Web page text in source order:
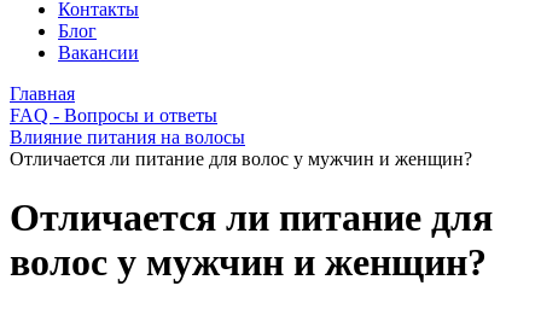
Контакты
Блог
Вакансии
Главная
FAQ - Вопросы и ответы
Влияние питания на волосы
Отличается ли питание для волос у мужчин и женщин?
Отличается ли питание для
волос у мужчин и женщин?